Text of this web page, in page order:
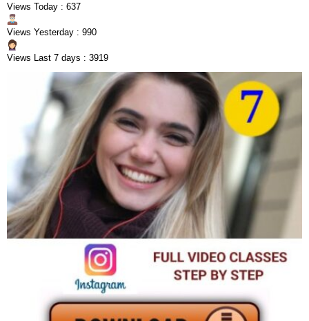
Views Today : 637
Views Yesterday : 990
Views Last 7 days : 3919